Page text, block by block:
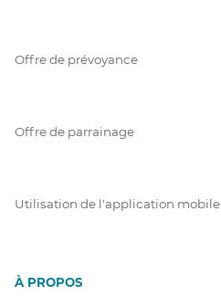
Offre de prévoyance
Offre de parrainage
Utilisation de l'application mobile
À PROPOS